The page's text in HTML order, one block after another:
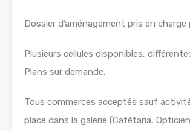
Dossier d’aménagement pris en charge
Plusieurs cellules disponibles,
Plans sur demande.
Tous commerces acceptés sauf
place dans la galerie (Cafétaria,